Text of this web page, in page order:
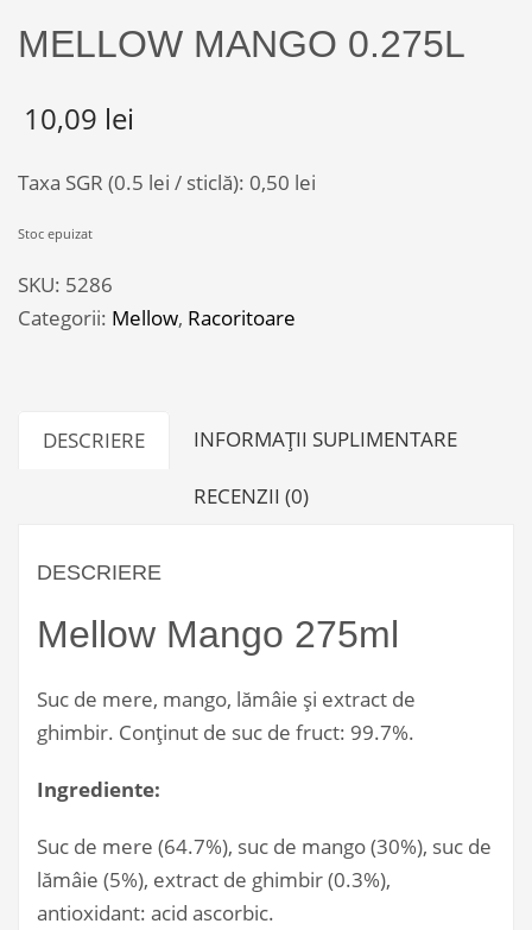
MELLOW MANGO 0.275L
10,09 lei
Taxa SGR (0.5 lei / sticlă): 0,50 lei
Stoc epuizat
SKU: 5286
Categorii: Mellow, Racoritoare
DESCRIERE INFORMAȚII SUPLIMENTARE
RECENZII (0)
DESCRIERE
Mellow Mango 275ml
Suc de mere, mango, lămâie și extract de
ghimbir. Conținut de suc de fruct: 99.7%.
Ingrediente:
Suc de mere (64.7%), suc de mango (30%), suc de
lămâie (5%), extract de ghimbir (0.3%),
antioxidant: acid ascorbic.